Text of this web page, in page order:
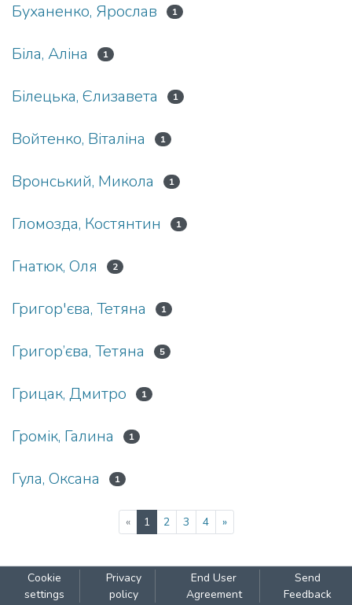
Буханенко, Ярослав 1
Біла, Аліна 1
Білецька, Єлизавета 1
Войтенко, Віталіна 1
Вронський, Микола 1
Гломозда, Костянтин 1
Гнатюк, Оля 2
Григор'єва, Тетяна 1
Григор’єва, Тетяна 5
Грицак, Дмитро 1
Громік, Галина 1
Гула, Оксана 1
« 1(current)
2 3 4 »
Cookie
settings
Privacy
policy
End User
Agreement
Send
Feedback